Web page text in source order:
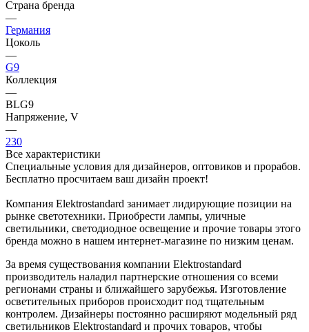
Страна бренда
—
Германия
Цоколь
—
G9
Коллекция
—
BLG9
Напряжение, V
—
230
Все характеристики
Специальные условия для дизайнеров, оптовиков и прорабов.
Бесплатно просчитаем ваш дизайн проект!
Компания Elektrostandard занимает лидирующие позиции на
рынке светотехники. Приобрести лампы, уличные
светильники, светодиодное освещение и прочие товары этого
бренда можно в нашем интернет-магазине по низким ценам.
За время существования компании Elektrostandard
производитель наладил партнерские отношения со всеми
регионами страны и ближайшего зарубежья. Изготовление
осветительных приборов происходит под тщательным
контролем. Дизайнеры постоянно расширяют модельный ряд
светильников Elektrostandard и прочих товаров, чтобы